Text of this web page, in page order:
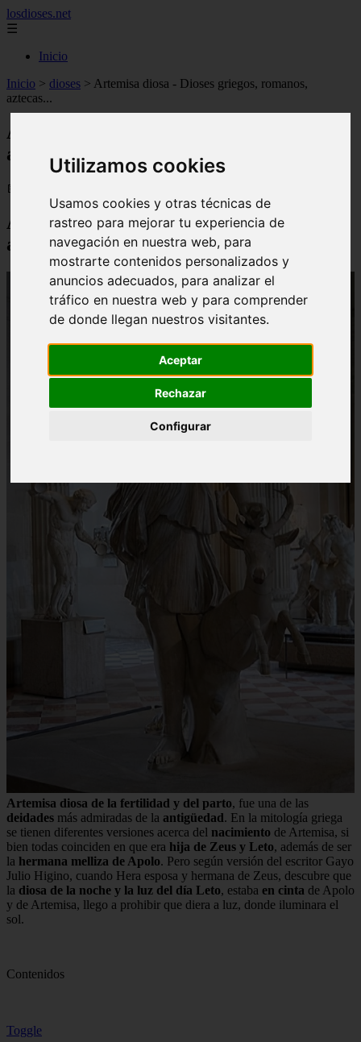
Utilizamos cookies
Usamos cookies y otras técnicas de
rastreo para mejorar tu experiencia de
navegación en nuestra web, para
mostrarte contenidos personalizados y
anuncios adecuados, para analizar el
tráfico en nuestra web y para comprender
de donde llegan nuestros visitantes.
Aceptar
Rechazar
Configurar
losdioses.net
☰
Inicio
Inicio > dioses > Artemisa diosa - Dioses griegos, romanos,
aztecas...
Artemisa diosa - Dioses griegos, romanos,
aztecas...
📅 13/04/2025
Artemisa diosa: Características,
atributos, culto, historia…
Artemisa diosa de la fertilidad y del parto, fue una de las
deidades más admiradas de la antigüedad. En la mitología griega
se tienen diferentes versiones acerca del nacimiento de Artemisa, si
bien todas coinciden en que era hija de Zeus y Leto, además de ser
la hermana melliza de Apolo. Pero según versión del escritor Gayo
Julio Higino, cuando Hera esposa y hermana de Zeus, descubre que
la diosa de la noche y la luz del día Leto, estaba en cinta de Apolo
y de Artemisa, llego a prohibir que diera a luz, donde iluminara el
sol.
Contenidos
Toggle